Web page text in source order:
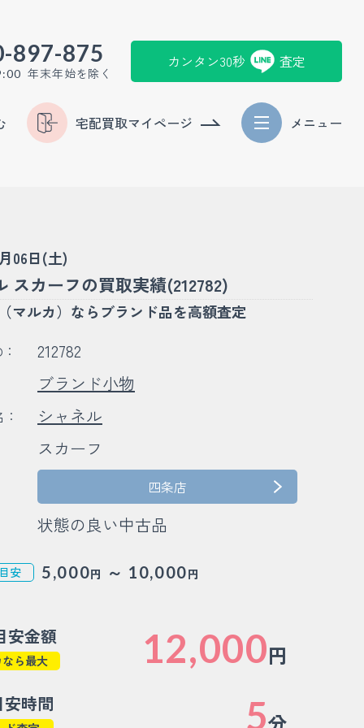
897-875
年末年始を除く
カンタン30秒 査定
宅配買取マイページ メニュー
06日(土)
スカーフの買取実績(212782)
マルカ）ならブランド品を高額査定
212782
ブランド小物
シャネル
スカーフ
四条店
状態の良い中古品
安 5,000円 ～ 10,000円
安金額
ら最大 12,000円
時間 5分